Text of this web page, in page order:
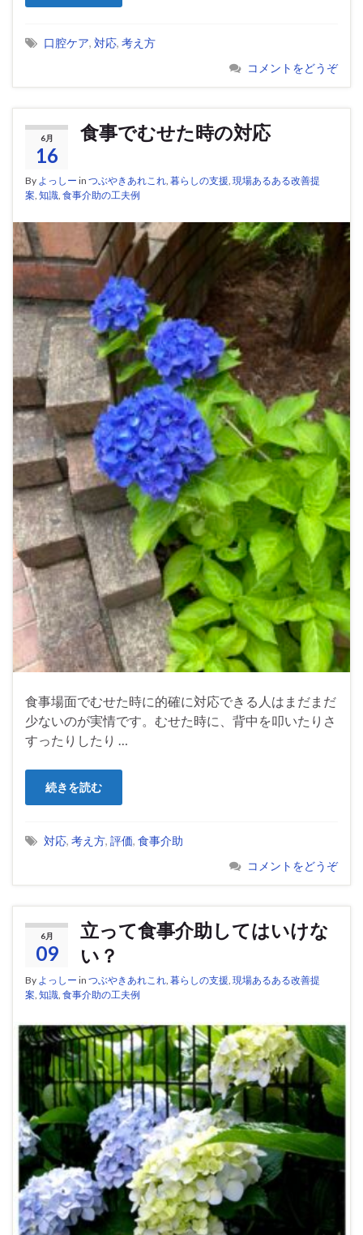
口腔ケア, 対応, 考え方
コメントをどうぞ
6月
16
食事でむせた時の対応
By よっしー in つぶやきあれこれ, 暮らしの支援, 現場あるある改善提
案, 知識, 食事介助の工夫例
食事場面でむせた時に的確に対応できる人はまだまだ
少ないのが実情です。むせた時に、背中を叩いたりさ
すったりしたり …
続きを読む
対応, 考え方, 評価, 食事介助
コメントをどうぞ
6月
09
立って食事介助してはいけな
い？
By よっしー in つぶやきあれこれ 暮らしの支援 現場あるある改善提
案 知識 食事介助の工夫例